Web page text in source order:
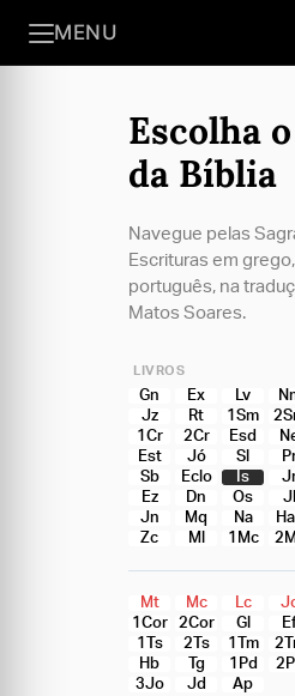
MENU
Escolha
da Bíblia
Navegue pelas
Escrituras em
português, na
Matos Soares.
LIVROS
Gn Ex Lv
Jz
Rt 1Sm
1Cr
2Cr Esd
Est
Jó Sl
Sb
Eclo Is
Ez
Dn Os Jl
Jn
Mq Na
Zc
Ml 1Mc
Mt Mc Lc
1Cor
2Cor Gl
1Ts
2Ts 1Tm
Hb
Tg 1Pd
3Jo
Jd Ap